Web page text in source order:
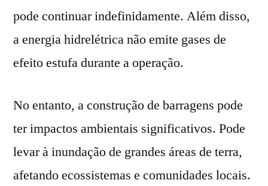
pode continuar indefinidamente. Além disso,
a energia hidrelétrica não emite gases de
efeito estufa durante a operação.
No entanto, a construção de barragens pode
ter impactos ambientais significativos. Pode
levar à inundação de grandes áreas de terra,
afetando ecossistemas e comunidades locais.